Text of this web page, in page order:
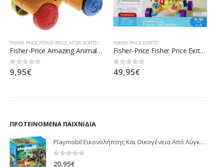
FISHER-PRICE, FISHER-PRICE,ΑΓΌΡΙ, ΚΟΡΊΤΣΙ
Fisher-Price Amazing Animals Press And Go Τσιτάχ N8160 / N8162
0out of 5
9,95€
FISHER-PRICE, ΚΟΡΊΤΣΙ
Fisher-Price Fisher Price Εκπαιδευτική Στρατα Σκυλάκι Smart Stages Ροζ FTC68
0out of 5
49,95€
ΠΡΟΤΕΙΝΌΜΕΝΑ ΠΑΙΧΝΊΔΙΑ
Playmobil Εικονολήπτης Και Οικογένεια Από Λύγκες 5561
0 out of 5
20,95€